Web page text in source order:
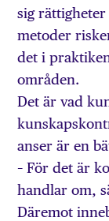
sig
metoder
det i
områden.
Det är vad
anser är en
– För det är
handlar om,
Däremot